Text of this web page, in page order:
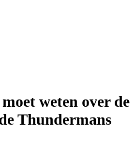
weten over de
Thundermans